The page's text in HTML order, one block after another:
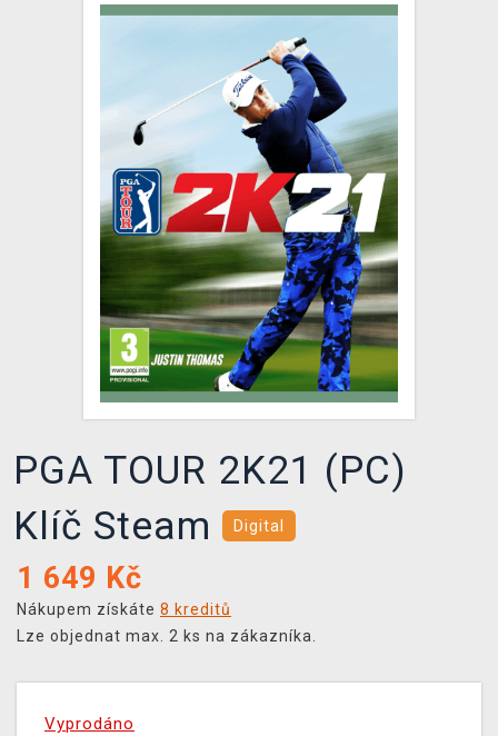
XZONE KLUB
TCG & BOARDGAME HUB
VÝKUP HER (BAZAR)
PGA TOUR 2K21 (PC)
Klíč Steam
Digital
1 649 Kč
Nákupem získáte 8 kreditů
Lze objednat max. 2 ks na zákazníka.
Vyprodáno